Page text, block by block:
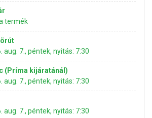
termék
aug. 7., péntek, nyitás: 7:30
(Príma kijáratánál)
aug. 7., péntek, nyitás: 7:30
aug. 7., péntek, nyitás: 7:30